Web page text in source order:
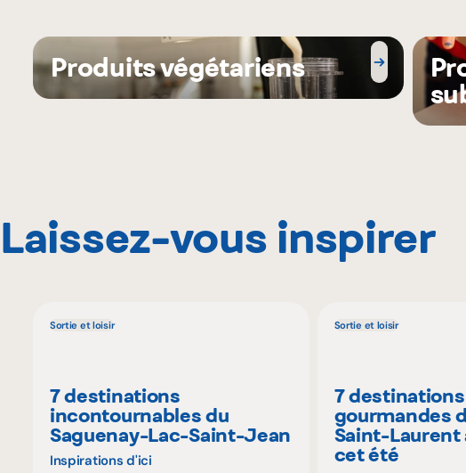
Produits végétariens
Laissez-vous inspirer
Sortie et loisir
7 destinations
incontournables du
Saguenay-Lac-Saint-Jean
Inspirations d'ici
Sortie et loisir
7 destinations
gourmandes
Saint-Laurent
cet été